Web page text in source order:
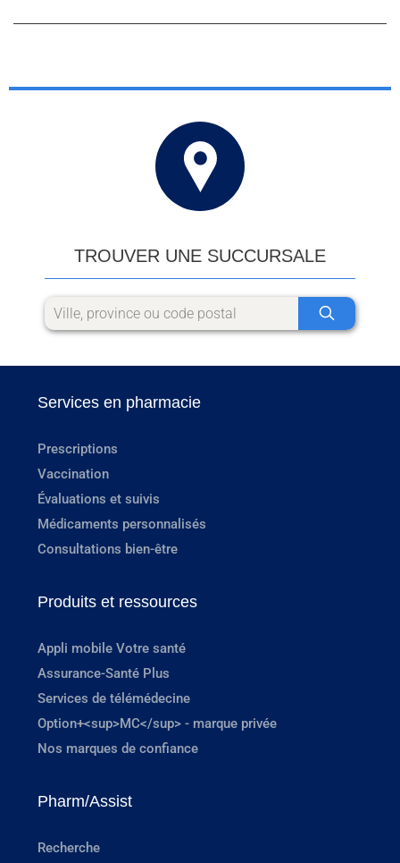
TROUVER UNE SUCCURSALE
Services en pharmacie
Prescriptions
Vaccination
Évaluations et suivis
Médicaments personnalisés
Consultations bien-être
Produits et ressources
Appli mobile Votre santé
Assurance-Santé Plus
Services de télémédecine
Option+<sup>MC</sup> - marque privée
Nos marques de confiance
Pharm/Assist
Recherche